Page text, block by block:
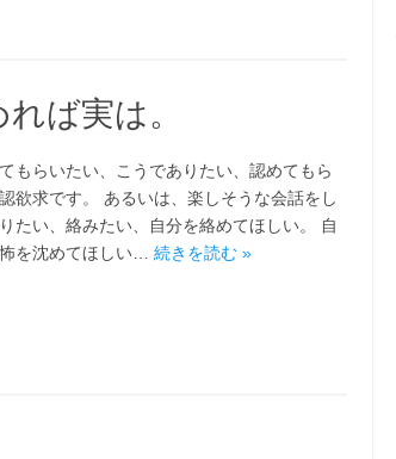
ば実は。
もらいたい、こうでありたい、認めてもら
欲求です。 あるいは、楽しそうな会話をし
たい、絡みたい、自分を絡めてほしい。 自
を沈めてほしい… 続きを読む »